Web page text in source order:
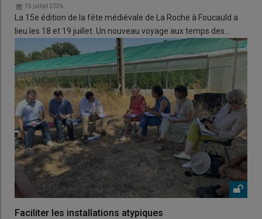
15 juillet 2026
La 15e édition de la fête médiévale de La Roche à Foucauld a
lieu les 18 et 19 juillet. Un nouveau voyage aux temps des…
Faciliter les installations atypiques